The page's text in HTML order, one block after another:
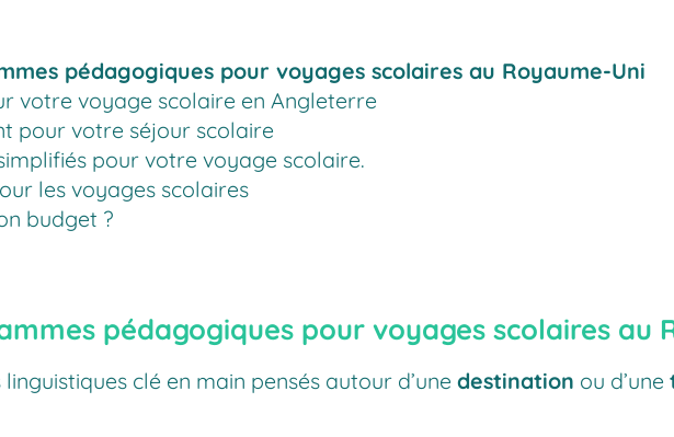
pédagogiques pour voyages scolaires au Royaume-Uni
votre voyage scolaire en Angleterre
pour votre séjour scolaire
pour votre voyage scolaire.
les voyages scolaires
budget ?
pédagogiques pour voyages scolaires au
clé en main pensés autour d’une destination ou d’une